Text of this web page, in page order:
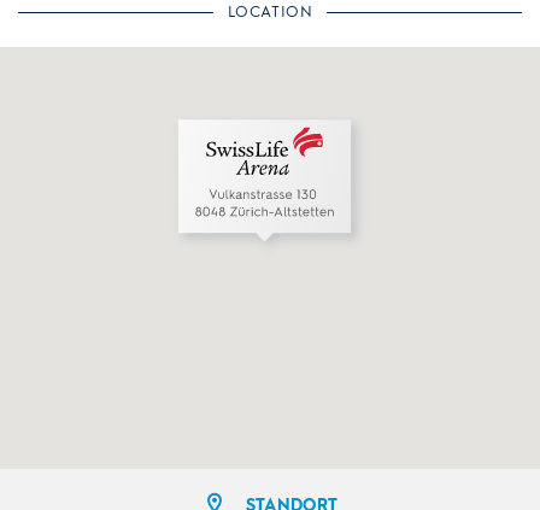
LOCATION
STANDORT